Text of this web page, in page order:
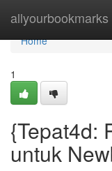
allyourbookmarks
Home
Home
1
{Tepat4d:
untuk